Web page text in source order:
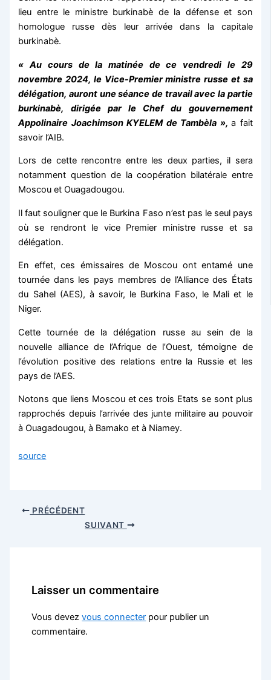
lieu entre le ministre burkinabè de la défense et son
homologue russe dès leur arrivée dans la capitale
burkinabè.
« Au cours de la matinée de ce vendredi le 29
novembre 2024, le Vice-Premier ministre russe et sa
délégation, auront une séance de travail avec la partie
burkinabè, dirigée par le Chef du gouvernement
Appolinaire Joachimson KYELEM de Tambèla », a fait
savoir l’AIB.
Lors de cette rencontre entre les deux parties, il sera
notamment question de la coopération bilatérale entre
Moscou et Ouagadougou.
Il faut souligner que le Burkina Faso n’est pas le seul pays
où se rendront le vice Premier ministre russe et sa
délégation.
En effet, ces émissaires de Moscou ont entamé une
tournée dans les pays membres de l’Alliance des États
du Sahel (AES), à savoir, le Burkina Faso, le Mali et le
Niger.
Cette tournée de la délégation russe au sein de la
nouvelle alliance de l’Afrique de l’Ouest, témoigne de
l’évolution positive des relations entre la Russie et les
pays de l’AES.
Notons que liens Moscou et ces trois Etats se sont plus
rapprochés depuis l’arrivée des junte militaire au pouvoir
à Ouagadougou, à Bamako et à Niamey.
source
PRÉCÉDENT
SUIVANT
Laisser un commentaire
Vous devezvous connecter pour publier un
commentaire.